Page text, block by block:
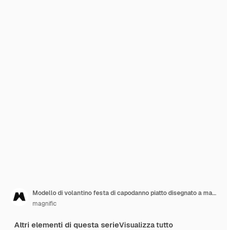
Modello di volantino festa di capodanno piatto disegnato a mano
magnific
Altri elementi di questa serieVisualizza tutto